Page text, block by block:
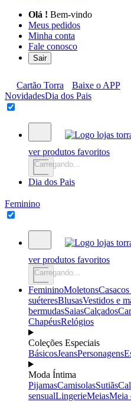
Olá ! Bem-vindo
Meus pedidos
Minha conta
Fale conosco
Sair
Cartão Torra
Baixe o APP
NovidadesDia dos Pais
ver produtos favoritos
Carregando...
Dia dos Pais
Feminino
ver produtos favoritos
Carregando...
FemininoMoletons
suéteresBlusasVestidos e
bermudasSaiasCalçados
ChapéusRelógios
Coleções Especiais
BásicosJeansPersonagens
Moda Íntima
PijamasCamisolasSutiãs
sensualLingerieMeiasMeia